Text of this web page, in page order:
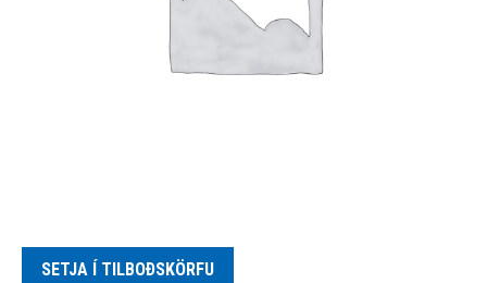
SETJA Í TILBOÐSKÖRFU